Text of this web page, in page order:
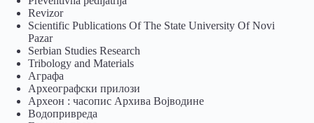
Revizor
Scientific Publications Of The State University Of Novi
Pazar
Serbian Studies Research
Tribology and Materials
Аграфа
Археографски прилози
Археон : часопис Архива Војводине
Водопривреда